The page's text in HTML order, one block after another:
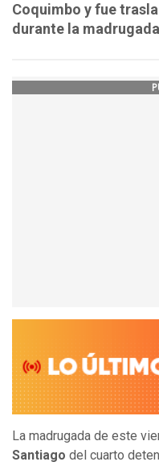
Coquimbo y fue
durante la
La madrugada de este
Santiago del cuarto